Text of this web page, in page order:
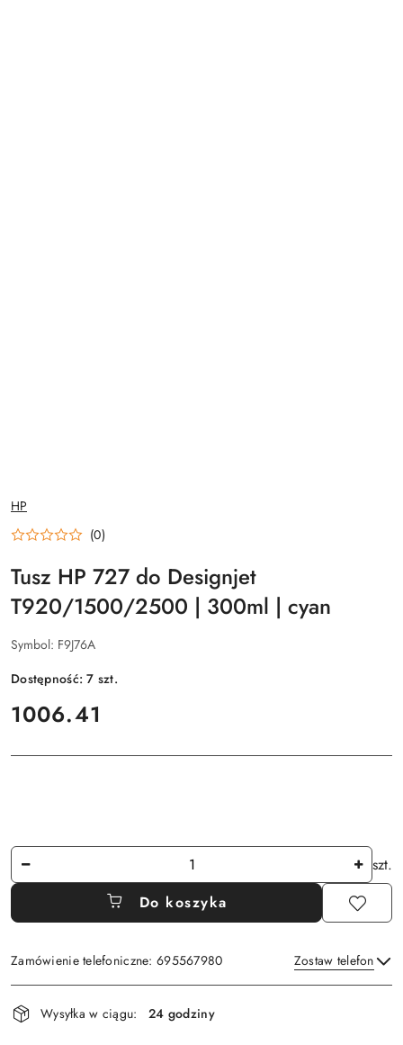
NAZWA
PRODUCENTA:
HP
(0)
Tusz HP 727 do Designjet
T920/1500/2500 | 300ml | cyan
Symbol: F9J76A
Dostępność:7 szt.
cena:
1006.41
Ilość
szt.
Do koszyka
Zamówienie telefoniczne: 695567980 Zostaw telefon
Dostępność
i
Wysyłka w ciągu: 24 godziny